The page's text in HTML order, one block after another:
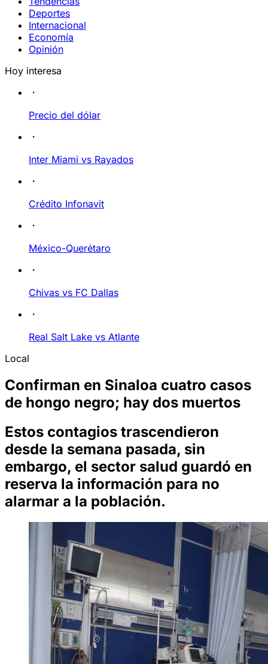
Deportes
Internacional
Economía
Opinión
Hoy interesa
Precio del dólar
Inter Miami vs Rayados
Crédito Infonavit
México-Querétaro
Chivas vs FC Dallas
Real Salt Lake vs Atlante
Local
Confirman en Sinaloa cuatro casos
de hongo negro; hay dos muertos
Estos contagios trascendieron
desde la semana pasada, sin
embargo, el sector salud guardó en
reserva la información para no
alarmar a la población.